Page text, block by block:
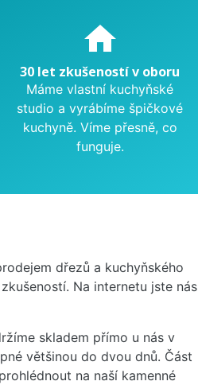
home
30 let zkušeností v oboru
Máme vlastní kuchyňské
studio a vyrábíme špičkové
kuchyně. Víme přesně, co
funguje.
dřezů a kuchyňského
Na internetu jste nás
skladem přímo u nás v
většinou do dvou dnů. Část
na naší kamenné